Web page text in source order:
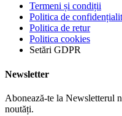
Termeni și condiții
Politica de
Politica de retur
Politica cookies
Setări GDPR
Newsletter
Abonează-te la Newsletterul
noutăți.